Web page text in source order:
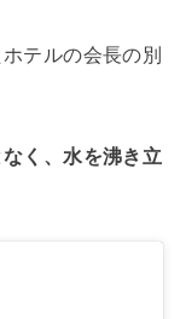
テルの会長の別
く、水を沸き立